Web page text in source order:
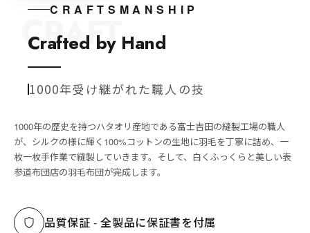
CRAFTSMANSHIP
CRAFT
Crafted by Hand
1000年受け継がれた職人の技
1000年の歴史を持つハタオリ産地である富士吉田の縫製工場の職人
が、シルクの様に輝く100%コットンの生地に羽毛を丁寧に詰め、一
枚一枚手作業で縫製していきます。そして、白くふっくらと美しい表
参道布団店の羽毛布団が完成します。
品質保証 - 全製品に保証書を付属